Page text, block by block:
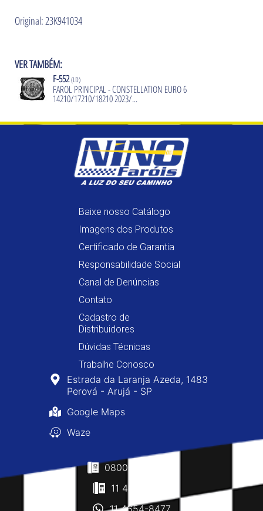
Original: 23K941034
VER TAMBÉM:
F-552(LD)
FAROL PRINCIPAL - CONSTELLATION EURO 6
14210/17210/18210 2023/...
Baixe nosso Catálogo
Imagens dos Produtos
Certificado de Garantia
Responsabilidade Social
Canal de Denúncias
Contato
Cadastro de
Distribuidores
Dúvidas Técnicas
Trabalhe Conosco
Estrada da Laranja Azeda, 1483
Perová - Arujá - SP
Google Maps
Waze
0800-400-8477
11 4610-0160